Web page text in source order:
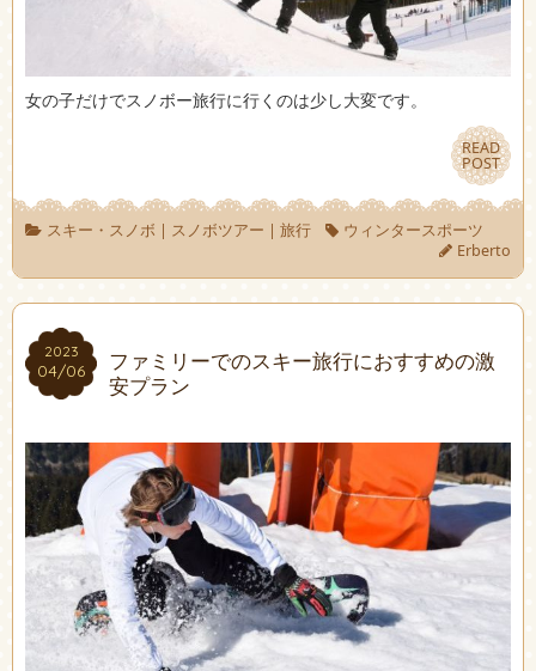
女の子だけでスノボー旅行に行くのは少し大変です。
READ
POST
READ
POST
スキー・スノボ | スノボツアー | 旅行
ウィンタースポーツ
Erberto
2023
04/06
2023
04/06
ファミリーでのスキー旅行におすすめの激
安プラン